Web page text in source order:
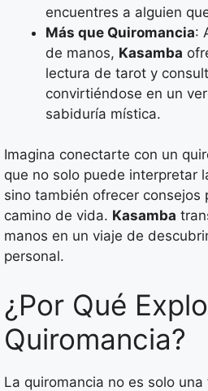
encuentres a alguien
Más que Quiromancia:
de manos, Kasamba
lectura de tarot y
convirtiéndose en un
sabiduría mística.
Imagina conectarte con un
que no solo puede interpretar
sino también ofrecer consejos
camino de vida. Kasamba
manos en un viaje de
personal.
¿Por Qué
Quiromancia?
La quiromancia no es solo una